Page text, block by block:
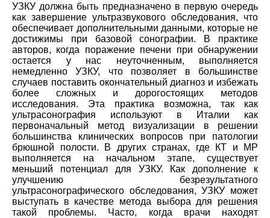
УЗКУ должна быть предназначено в первую очередь
как завершение ультразвукового обследования, что
обеспечивает дополнительными данными, которые не
достижимы при базовой сонографии. В практике
авторов, когда поражение печени при обнаружении
остается у нас неуточненным, выполняется
немедленно УЗКУ, что позволяет в большинстве
случаев поставить окончательный диагноз и избежать
более сложных и дорогостоящих методов
исследования. Эта практика возможна, так как
ультрасонография используют в Италии как
первоначальный метод визуализации в решении
большинства клинических вопросов при патологии
брюшной полости. В других странах, где КТ и МР
выполняется на начальном этапе, существует
меньший потенциал для УЗКУ. Как дополнение к
улучшению безрезультатного
ультрасонографического обследования, УЗКУ может
выступать в качестве метода выбора для решения
такой проблемы. Часто, когда врачи находят